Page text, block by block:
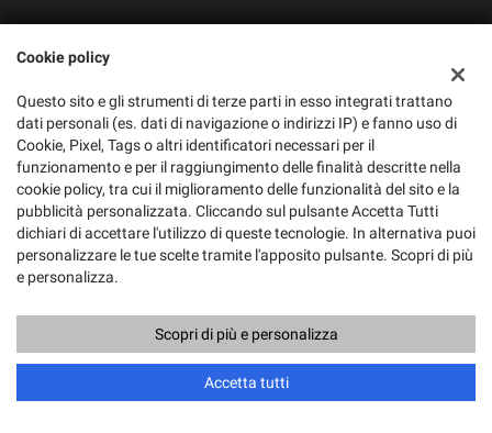
Pico Moto S.R.L.
C.F/P.IVA:01895280434
Registro delle imprese:AV
REA:AV-188862
Copyright © 2026 GestionaleAuto.com S.r.l., Tutti i diritti riservati -
Leggi l'informativa sulla privacy-Cookie Policy
GestionaleAuto.com
Cookie policy
Questo sito e gli strumenti di terze parti in esso integrati trattano
dati personali (es. dati di navigazione o indirizzi IP) e fanno uso di
Cookie, Pixel, Tags o altri identificatori necessari per il
funzionamento e per il raggiungimento delle finalità descritte nella
cookie policy, tra cui il miglioramento delle funzionalità del sito e la
pubblicità personalizzata. Cliccando sul pulsante Accetta Tutti
dichiari di accettare l'utilizzo di queste tecnologie. In alternativa puoi
personalizzare le tue scelte tramite l'apposito pulsante. Scopri di più
e personalizza.
Scopri di più e personalizza
Accetta tutti